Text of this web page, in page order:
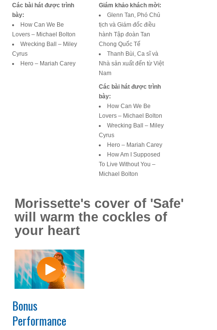
Các bài hát được trình
bày:
How Can We Be
Lovers – Michael Bolton
Wrecking Ball – Miley
Cyrus
Hero – Mariah Carey
Giám khảo khách mời:
Glenn Tan, Phó Chủ
tịch và Giám đốc điều
hành Tập đoàn Tan
Chong Quốc Tế
Thanh Bùi, Ca sĩ và
Nhà sản xuất đến từ Việt
Nam
Các bài hát được trình
bày:
How Can We Be
Lovers – Michael Bolton
Wrecking Ball – Miley
Cyrus
Hero – Mariah Carey
How Am I Supposed
To Live Without You –
Michael Bolton
Morissette's cover of 'Safe'
will warm the cockles of
your heart
Bonus
Performance